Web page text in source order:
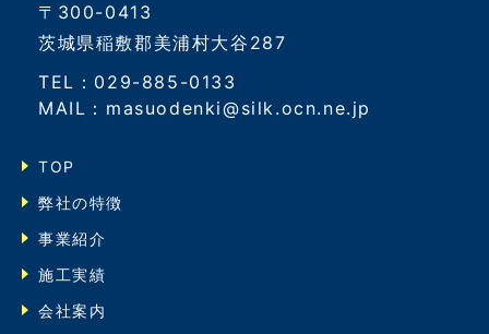
〒300-0413
茨城県稲敷郡美浦村大谷287
TEL：029-885-0133
MAIL：masuodenki@silk.ocn.ne.jp
TOP
弊社の特徴
事業紹介
施工実績
会社案内